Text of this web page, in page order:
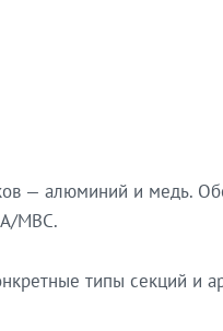
— алюминий и медь.
МВС.
типы секций и